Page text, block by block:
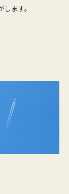
ます。